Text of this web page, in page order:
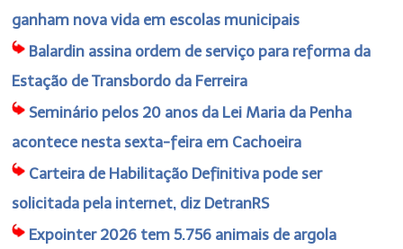
ganham nova vida em escolas municipais
Balardin assina ordem de serviço para reforma da
Estação de Transbordo da Ferreira
Seminário pelos 20 anos da Lei Maria da Penha
acontece nesta sexta-feira em Cachoeira
Carteira de Habilitação Definitiva pode ser
solicitada pela internet, diz DetranRS
Expointer 2026 tem 5.756 animais de argola